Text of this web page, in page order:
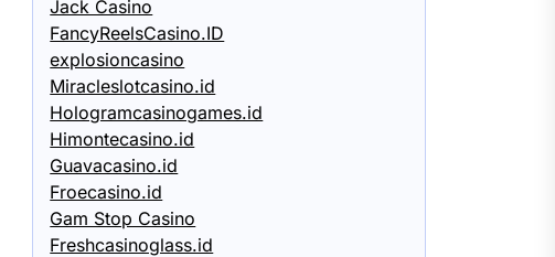
Jack Casino
FancyReelsCasino.ID
explosioncasino
Miracleslotcasino.id
Hologramcasinogames.id
Himontecasino.id
Guavacasino.id
Froecasino.id
Gam Stop Casino
Freshcasinoglass.id